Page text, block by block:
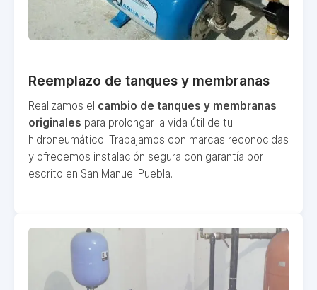
Reemplazo de tanques y membranas
Realizamos el cambio de tanques y membranas
originales para prolongar la vida útil de tu
hidroneumático. Trabajamos con marcas reconocidas
y ofrecemos instalación segura con garantía por
escrito en San Manuel Puebla.